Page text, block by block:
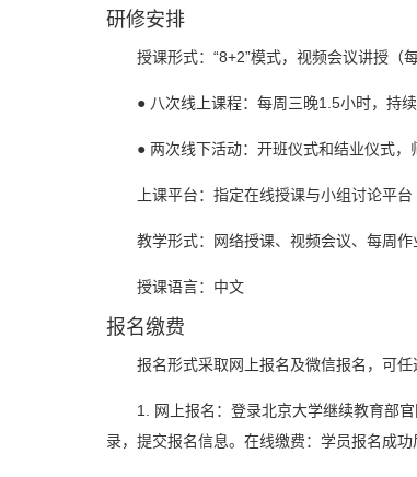
研修安排
授课形式：“8+2”模式，视频会议讲授（
● 八次线上课程：每周三晚1.5小时，持
● 两次线下活动：开班仪式和结业仪式
上课平台：指定在线授课与小组讨论平台
教学形式：网络授课、视频会议、每周
授课语言：中文
报名缴费
报名形式采取网上报名及微信报名，可任
1. 网上报名：登录北京大学继续教育部官
录，提交报名信息。在线缴费：学员报名成